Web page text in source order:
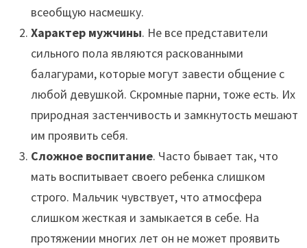
всеобщую насмешку.
Характер мужчины. Не все представители
сильного пола являются раскованными
балагурами, которые могут завести общение с
любой девушкой. Скромные парни, тоже есть. Их
природная застенчивость и замкнутость мешают
им проявить себя.
Сложное воспитание. Часто бывает так, что
мать воспитывает своего ребенка слишком
строго. Мальчик чувствует, что атмосфера
слишком жесткая и замыкается в себе. На
протяжении многих лет он не может проявить